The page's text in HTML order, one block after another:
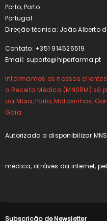
Porto, Porto
Portugal.
Direção técnica: João Alberto
Contato: +351 914526519
Email: suporte@hiperfarma.pt
Informamos os nossos
a Receita Médica (MNSRM)
da Maia, Porto, Matosinhos,
Gaia.
Autorizado a disponibilizar
médica, atráves da internet,
Subscrição de Newsletter